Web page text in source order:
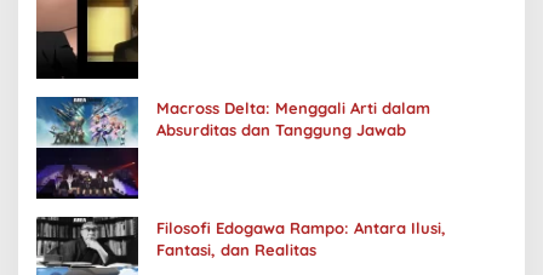
Macross Delta: Menggali Arti dalam
Absurditas dan Tanggung Jawab
Filosofi Edogawa Rampo: Antara Ilusi,
Fantasi, dan Realitas